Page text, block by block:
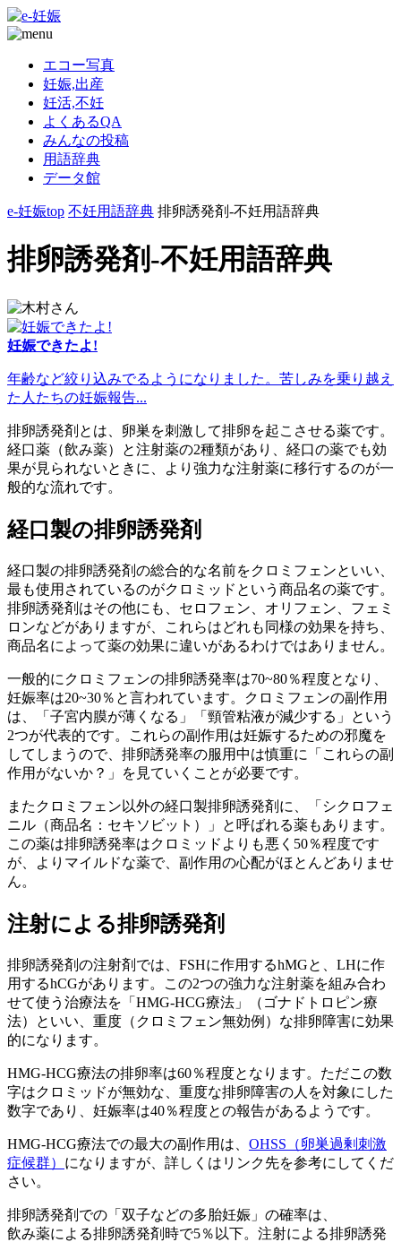
エコー写真
妊娠,出産
妊活,不妊
よくあるQA
みんなの投稿
用語辞典
データ館
e-妊娠top 不妊用語辞典 排卵誘発剤-不妊用語辞典
排卵誘発剤-不妊用語辞典
妊娠できたよ!
年齢など絞り込みでるようになりました。苦しみを乗り越え
た人たちの妊娠報告...
排卵誘発剤とは、卵巣を刺激して排卵を起こさせる薬です。
経口薬（飲み薬）と注射薬の2種類があり、経口の薬でも効
果が見られないときに、より強力な注射薬に移行するのが一
般的な流れです。
経口製の排卵誘発剤
経口製の排卵誘発剤の総合的な名前をクロミフェンといい、
最も使用されているのがクロミッドという商品名の薬です。
排卵誘発剤はその他にも、セロフェン、オリフェン、フェミ
ロンなどがありますが、これらはどれも同様の効果を持ち、
商品名によって薬の効果に違いがあるわけではありません。
一般的にクロミフェンの排卵誘発率は70~80％程度となり、
妊娠率は20~30％と言われています。クロミフェンの副作用
は、「子宮内膜が薄くなる」「頸管粘液が減少する」という
2つが代表的です。これらの副作用は妊娠するための邪魔を
してしまうので、排卵誘発率の服用中は慎重に「これらの副
作用がないか？」を見ていくことが必要です。
またクロミフェン以外の経口製排卵誘発剤に、「シクロフェ
ニル（商品名：セキソビット）」と呼ばれる薬もあります。
この薬は排卵誘発率はクロミッドよりも悪く50％程度です
が、よりマイルドな薬で、副作用の心配がほとんどありませ
ん。
注射による排卵誘発剤
排卵誘発剤の注射剤では、FSHに作用するhMGと、LHに作
用するhCGがあります。この2つの強力な注射薬を組み合わ
せて使う治療法を「HMG-HCG療法」（ゴナドトロピン療
法）といい、重度（クロミフェン無効例）な排卵障害に効果
的になります。
HMG-HCG療法の排卵率は60％程度となります。ただこの数
字はクロミッドが無効な、重度な排卵障害の人を対象にした
数字であり、妊娠率は40％程度との報告があるようです。
HMG-HCG療法での最大の副作用は、 OHSS（卵巣過剰刺激
症候群） になりますが、詳しくはリンク先を参考にしてくだ
さい。
排卵誘発剤での「双子などの多胎妊娠」の確率は、
飲み薬による排卵誘発剤時で5％以下。注射による排卵誘発